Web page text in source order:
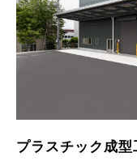
プラスチック成